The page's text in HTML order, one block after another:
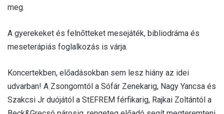
meg.
A gyerekeket és felnőtteket mesejáték, bibliodráma és
meseterápiás foglalkozás is várja.
Koncertekben, előadásokban sem lesz hiány az idei
udvarban! A Zsongomtól a Sófár Zenekarig, Nagy Yancsa és
Szakcsi Jr duójától a StEFREM férfikarig, Rajkai Zoltántól a